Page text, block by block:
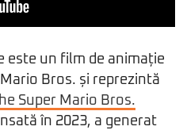
este un film de animație
Bros. și reprezintă
Super Mario Bros.
în 2023, a generat